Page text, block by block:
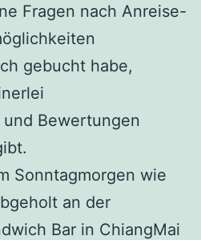
Fragen nach Anreise-
gebucht habe,
Bewertungen
Sonntagmorgen wie
an der
Bar in ChiangMai